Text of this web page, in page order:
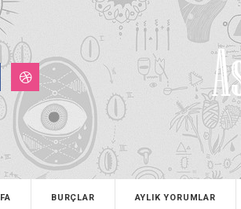
BURÇLAR AYLIK YORUMLAR